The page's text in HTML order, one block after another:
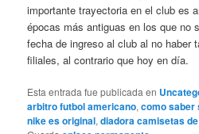
importante trayectoria en el club es
épocas más antiguas en los que no
fecha de ingreso al club al no haber
filiales, al contrario que hoy en día.
Esta entrada fue publicada en
arbitro futbol americano,como saber
nike es original,diadora camisetas